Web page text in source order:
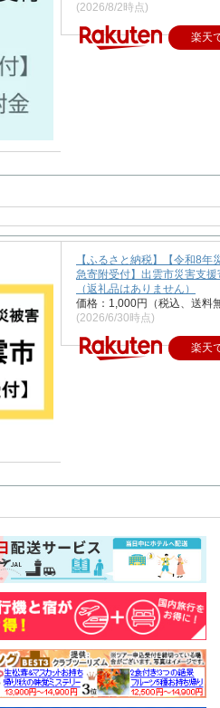
(2026/8/2時点)
楽天
【ふるさと納税】【令和8年
急寄附受付】出雲市災害支援
（返礼品はありません）
価格：1,000円（税込、送料
(2026/6/30時点)
楽天